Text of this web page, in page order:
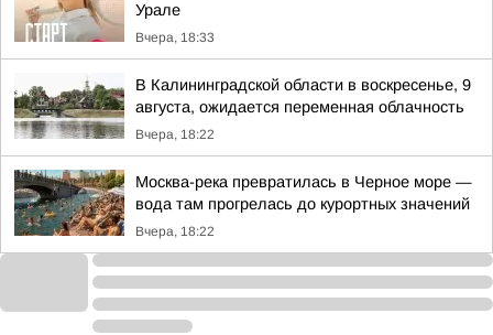
Урале
Вчера, 18:33
В Калининградской области в воскресенье, 9
августа, ожидается переменная облачность
Вчера, 18:22
Москва-река превратилась в Черное море —
вода там прогрелась до курортных значений
Вчера, 18:22